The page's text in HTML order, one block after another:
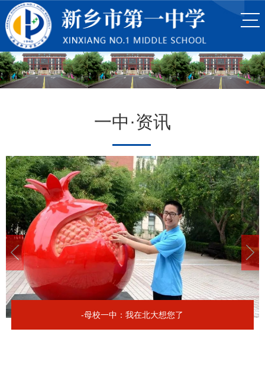
一中·资讯
-母校一中：我在北大想您了